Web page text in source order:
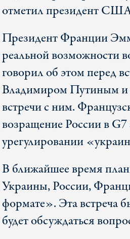
отметил президент
Президент Франции
реальной возможности
говорил об этом перед
Владимиром Путиным и
встречи с ним.
возращение России в G7
урегулировании
В ближайшее время
Украины, России,
формате». Эта встреча
будет обсуждаться